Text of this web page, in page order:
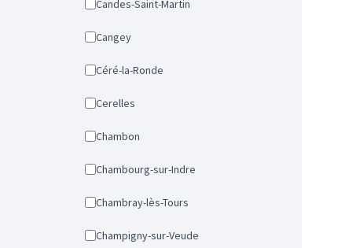
Candes-Saint-Martin
Cangey
Céré-la-Ronde
Cerelles
Chambon
Chambourg-sur-Indre
Chambray-lès-Tours
Champigny-sur-Veude